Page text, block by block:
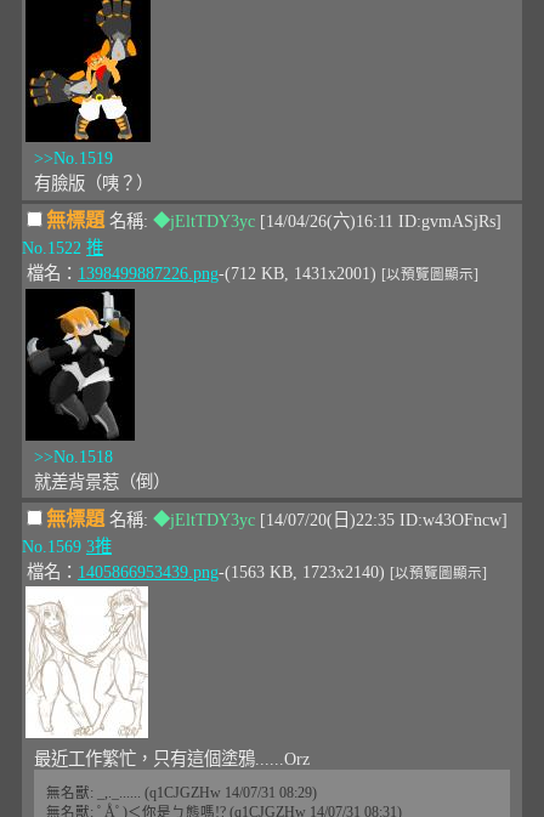
>>No.1519
有臉版（咦？）
無標題名稱: ◆jEltTDY3yc [14/04/26(六)16:11 ID:gvmASjRs]
No.1522 推
檔名： 1398499887226.png-(712 KB, 1431x2001) [以預覽圖顯示]
>>No.1518
就差背景惹（倒）
無標題 名稱: ◆jEltTDY3yc [14/07/20(日)22:35 ID:w43OFncw]
No.1569 3推
檔名： 1405866953439.png-(1563 KB, 1723x2140) [以預覽圖顯示]
最近工作繁忙，只有這個塗鴉......Orz
無名獸: _,._...... (q1CJGZHw 14/07/31 08:29)
無名獸: ﾟÅﾟ)＜你是ㄅ態嗎!? (q1CJGZHw 14/07/31 08:31)